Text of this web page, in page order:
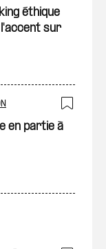
éthique
l'accent sur
en partie à